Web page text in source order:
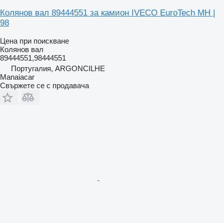
Колянов вал 89444551 за камион IVECO EuroTech MH |
98
Цена при поискване
Колянов вал
89444551,98444551
Португалия, ARGONCILHE
Manaiacar
Свържете се с продавача